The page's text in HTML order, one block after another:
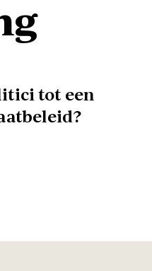
tot een